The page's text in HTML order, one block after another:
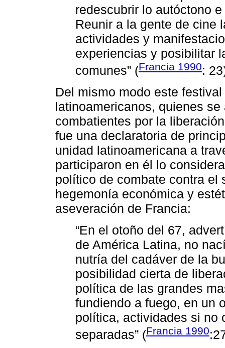
redescubrir lo autóctono
Reunir a la gente de cine
actividades y
experiencias y posibilitar
comunes” (Francia 1990:
Del mismo modo este
latinoamericanos, quienes
combatientes por la
fue una declaratoria de
unidad latinoamericana a
participaron en él lo
político de combate contra el
hegemonía económica y
aseveración de Francia:
“En el otoño del 67,
de América Latina, no
nutría del cadáver de la
posibilidad cierta de
política de las grandes
fundiendo a fuego, en un
política, actividades si no
separadas” (Francia 1990